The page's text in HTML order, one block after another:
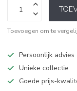
Toevoegen om te
Persoonlijk advies
Unieke collectie
Goede prijs-